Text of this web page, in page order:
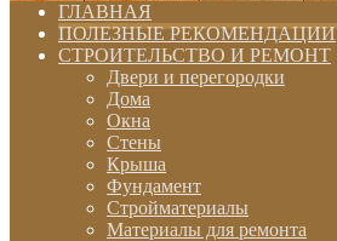
ГЛАВНАЯ
ПОЛЕЗНЫЕ РЕКОМЕНДАЦИИ
СТРОИТЕЛЬСТВО И РЕМОНТ
Двери и перегородки
Дома
Окна
Стены
Крыша
Фундамент
Стройматериалы
Материалы для ремонта